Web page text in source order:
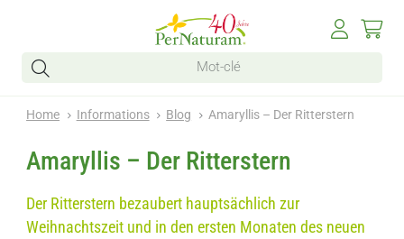
Home Informations Blog Amaryllis – Der Ritterstern
Amaryllis – Der Ritterstern
Der Ritterstern bezaubert hauptsächlich zur
Weihnachtszeit und in den ersten Monaten des neuen